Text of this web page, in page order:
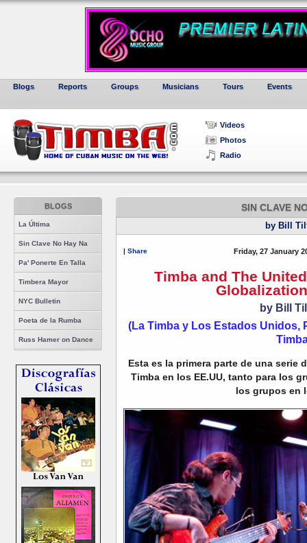
Blogs Reports Groups Musicians Tours Events
Videos
Photos
Radio
BLOGS
La Última
Sin Clave No Hay Na
Pa' Ponerte En Talla
Timbera Mayor
NYC Bulletin
Poeta de la Rumba
Russ Hamer on Dance
SIN CLAVE
by Bill
| Share Friday, 27 January
Timba and The
by Bill
(La Timba y Los Estados Unidos,
Esta es la primera parte de una
Timba en los EE.UU, tanto para los
los grupos en